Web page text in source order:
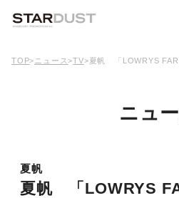
TOP> ニュース>TV>夏帆 「LOWRYS
ニュ
夏帆
夏帆 「LOWRYS